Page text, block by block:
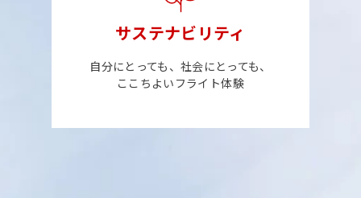
サステナビリティ
自分にとっても、社会にとっても、
ここちよいフライト体験